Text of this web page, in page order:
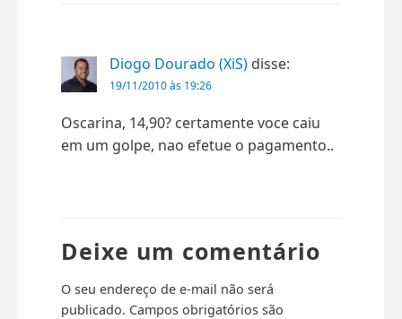
Diogo Dourado (XiS) disse:
19/11/2010 às 19:26
Oscarina, 14,90? certamente voce caiu
em um golpe, nao efetue o pagamento..
Deixe um comentário
O seu endereço de e-mail não será
publicado. Campos obrigatórios são